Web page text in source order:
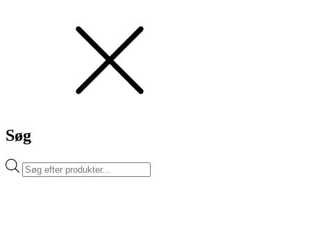
Søg
Products
search